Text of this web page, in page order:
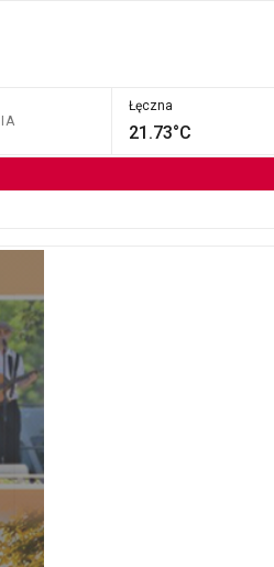
Łęczna
21.73°C